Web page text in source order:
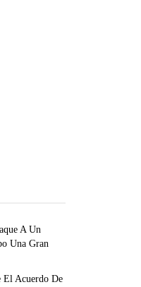
A Un
Una Gran
El Acuerdo De